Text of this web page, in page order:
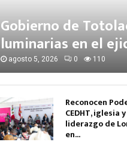
Gobierno de
luminarias en el
agosto 5, 2026 0 110
Reconocen
CEDHT, iglesia
liderazgo de
en...